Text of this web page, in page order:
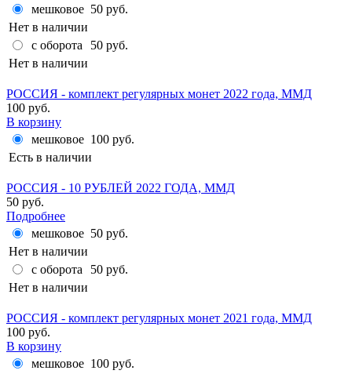
мешковое 50 руб.
Нет в наличии
с оборота
50 руб.
Нет в наличии
РОССИЯ - комплект регулярных монет 2022 года, ММД
100 руб.
В корзину
мешковое 100 руб.
Есть в наличии
РОССИЯ - 10 РУБЛЕЙ 2022 ГОДА, ММД
50 руб.
Подробнее
мешковое 50 руб.
Нет в наличии
с оборота
50 руб.
Нет в наличии
РОССИЯ - комплект регулярных монет 2021 года, ММД
100 руб.
В корзину
мешковое 100 руб.